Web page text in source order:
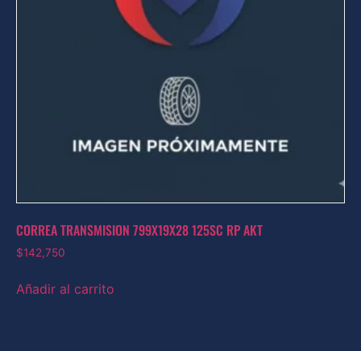
CORREA TRANSMISION 799X19X28 125SC RP AKT
$142,750
Añadir al carrito